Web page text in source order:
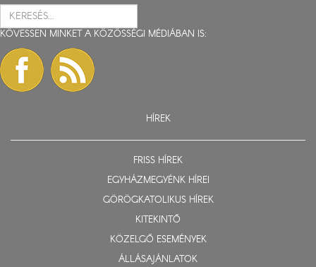
KÖVESSEN MINKET A KÖZÖSSÉGI MÉDIÁBAN IS:
HÍREK
FRISS HÍREK
EGYHÁZMEGYÉNK HÍREI
GÖRÖGKATOLIKUS HÍREK
KITEKINTŐ
KÖZELGŐ ESEMÉNYEK
ÁLLÁSAJÁNLATOK